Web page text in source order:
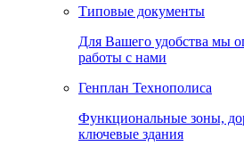
Типовые документы
Для Вашего удобства мы
работы с нами
Генплан Технополиса
Функциональные зоны,
ключевые здания